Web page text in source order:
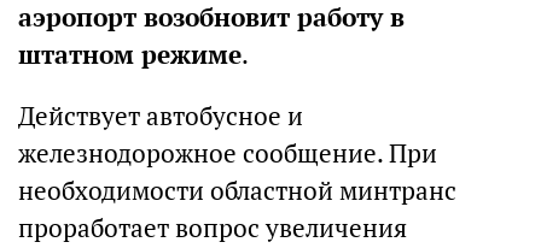
аэропорт возобновит работу в
штатном режиме.
Действует автобусное и
железнодорожное сообщение. При
необходимости областной минтранс
проработает вопрос увеличения